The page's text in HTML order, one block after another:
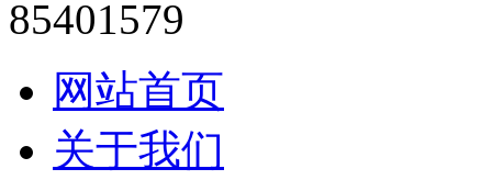
网站首页
关于我们